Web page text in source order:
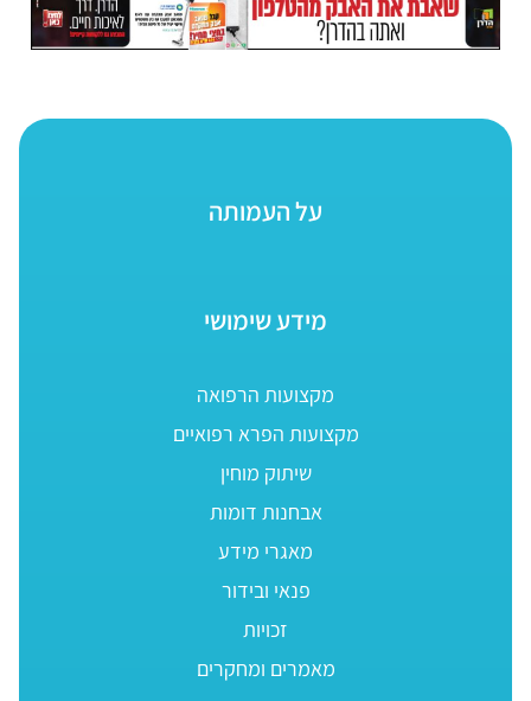
על העמותה
מידע שימושי
מקצועות הרפואה
מקצועות הפרא רפואיים
שיתוק מוחין
אבחנות דומות
מאגרי מידע
פנאי ובידור
זכויות
מאמרים ומחקרים